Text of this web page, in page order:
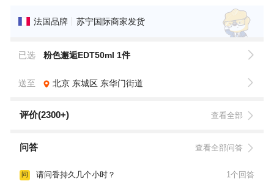
法国品牌 苏宁国际商家发货
已选 粉色邂逅EDT50ml 1件
送至 北京 东城区 东华门街道
评价(2300+) 查看全部
问答 查看全部问答
问 请问香持久几个小时？ 1个回答